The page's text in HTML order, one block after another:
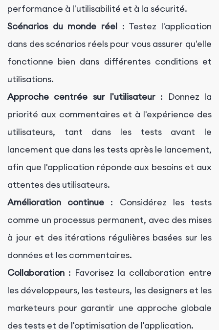
performance à l'utilisabilité et à la sécurité.
Scénarios du monde réel : Testez l'application
dans des scénarios réels pour vous assurer qu'elle
fonctionne bien dans différentes conditions et
utilisations.
Approche centrée sur l'utilisateur : Donnez la
priorité aux commentaires et à l'expérience des
utilisateurs, tant dans les tests avant le
lancement que dans les tests après le lancement,
afin que l'application réponde aux besoins et aux
attentes des utilisateurs.
Amélioration continue : Considérez les tests
comme un processus permanent, avec des mises
à jour et des itérations régulières basées sur les
données et les commentaires.
Collaboration : Favorisez la collaboration entre
les développeurs, les testeurs, les designers et les
marketeurs pour garantir une approche globale
des tests et de l'optimisation de l'application.